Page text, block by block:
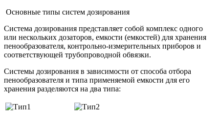
Основные типы систем дозирования
Система дозирования представляет собой комплекс одного
или нескольких дозаторов, емкости (емкостей) для хранения
пенообразователя, контрольно-измерительных приборов и
соответствующей трубопроводной обвязки.
Системы дозирования в зависимости от способа отбора
пенообразователя и типа применяемой емкости для его
хранения разделяются на два типа: